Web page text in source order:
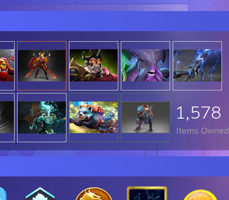
1,578
Items Owned